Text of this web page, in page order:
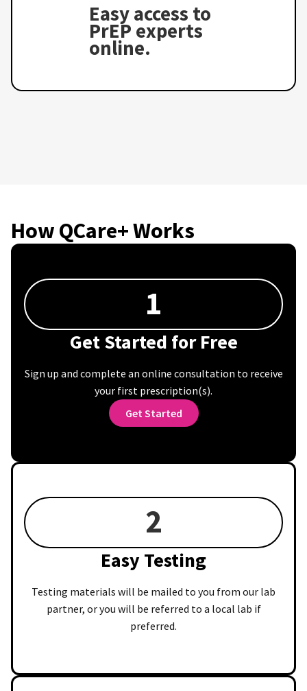
Easy access to
PrEP experts
online.
How QCare+ Works
1
Get Started for Free
Sign up and complete an online consultation to receive
your first prescription(s).
Get Started
2
Easy Testing
Testing materials will be mailed to you from our lab
partner, or you will be referred to a local lab if
preferred.